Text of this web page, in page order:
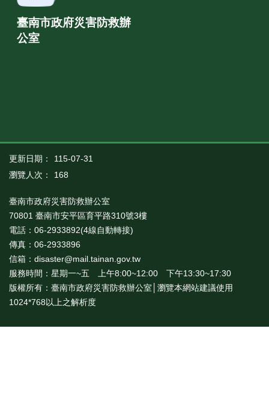
臺南市政府災害防救辦
公室
更新日期：
115-07-31
瀏覽人次：
168
臺南市政府災害防救辦公室
70801 臺南市安平區育平路310號3樓
電話：06-2933892(4線自動轉接)
傳真：06-2933896
信箱：disaster@mail.tainan.gov.tw
服務時間：星期一~五 上午8:00~12:00 下午13:30~17:30
版權所有：臺南市政府災害防救辦公室│瀏覽本網站建議使用
1024*768以上之解析度